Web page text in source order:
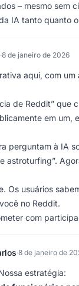
– mesmo sem
IA tanto quanto
·8 de janeiro de 2026
aqui, com um
de Reddit” que
em um,
perguntam à IA
astroturfing”.
Os usuários
no Reddit.
com
·8 de janeiro de
estratégia: